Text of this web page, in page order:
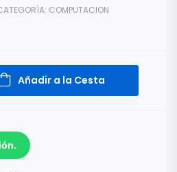
COMPUTACION
Añadir a la Cesta